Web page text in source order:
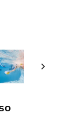
chevron_right